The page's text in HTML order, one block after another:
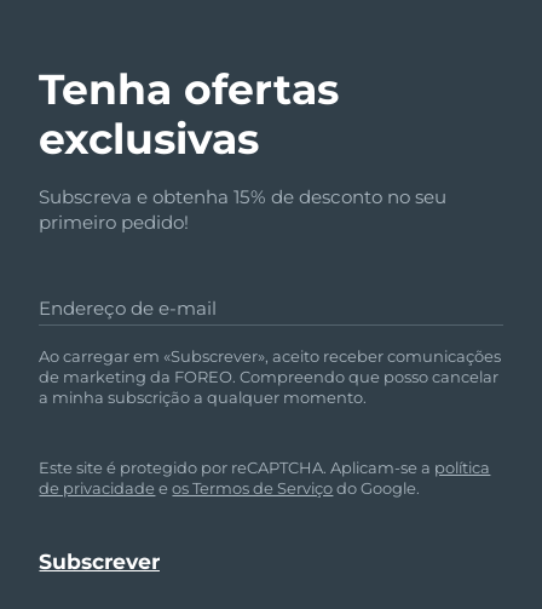
Tenha ofertas
exclusivas
Subscreva e obtenha 15% de desconto no seu
primeiro pedido!
Endereço de e-mail
Ao carregar em «Subscrever», aceito receber comunicações
de marketing da FOREO. Compreendo que posso cancelar
a minha subscrição a qualquer momento.
Este site é protegido por reCAPTCHA. Aplicam-se a política
de privacidade eos Termos de Serviçodo Google.